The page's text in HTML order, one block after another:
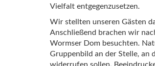
Vielfalt entgegenzusetzen.
Wir stellten unseren Gästen
Anschließend brachen wir
Wormser Dom besuchten.
Gruppenbild an der Stelle, an